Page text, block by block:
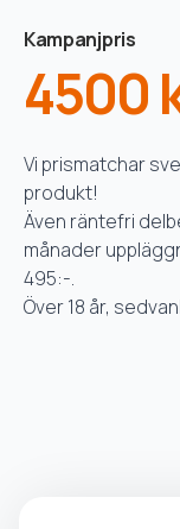
Kampanjpris
4500
Vi prismatchar
produkt!
Även räntefri
månader
495:-.
Över 18 år,